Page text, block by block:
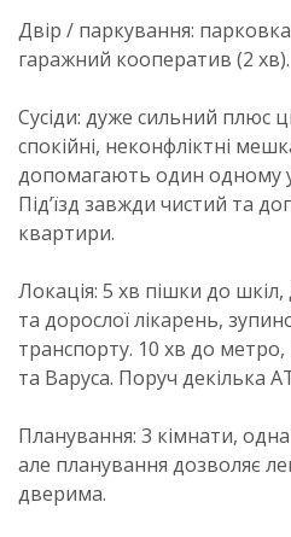
Двір / паркування:
гаражний кооператив (2 хв).
Сусіди: дуже сильний плюс
спокійні, неконфліктні
допомагають один одному
Під’їзд завжди чистий та
квартири.
Локація: 5 хв пішки до шкіл,
та дорослої лікарень,
транспорту. 10 хв до метро,
та Варуса. Поруч декілька
Планування: 3 кімнати, одна
але планування дозволяє
дверима.